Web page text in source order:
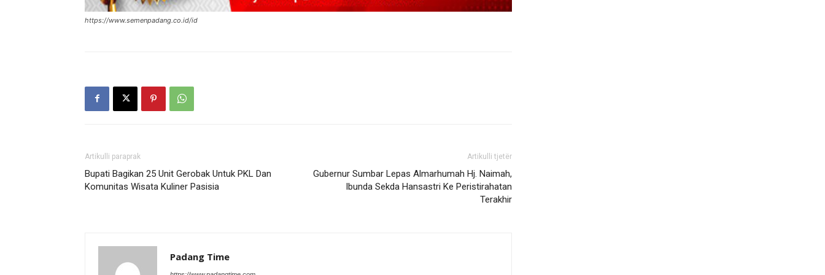
https://www.semenpadang.co.id/id
Artikulli paraprak
Bupati Bagikan 25 Unit Gerobak Untuk PKL Dan
Komunitas Wisata Kuliner Pasisia
Artikulli tjetër
Gubernur Sumbar Lepas Almarhumah Hj. Naimah,
Ibunda Sekda Hansastri Ke Peristirahatan
Terakhir
Padang Time